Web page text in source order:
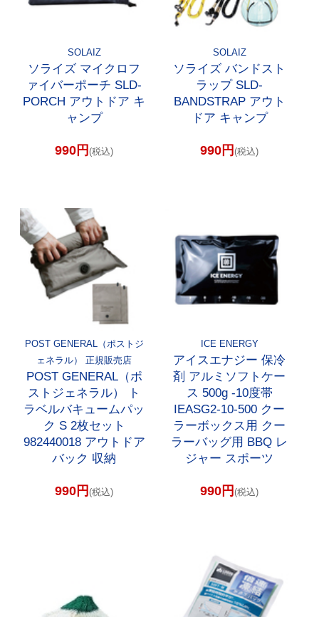
SOLAIZ
ソライズ マイクロフ
ァイバーポーチ SLD-
PORCH アウトドア キ
ャンプ
990円(税込)
SOLAIZ
ソライズ バンドスト
ラップ SLD-
BANDSTRAP アウト
ドア キャンプ
990円(税込)
POST GENERAL（ポストジ
ェネラル） 正規販売店
POST GENERAL（ポ
ストジェネラル） ト
ラベルバキュームパッ
ク S 2枚セット
982440018 アウトドア
バック 収納
990円(税込)
ICE ENERGY
アイスエナジー 保冷
剤 アルミソフトケー
ス 500g -10度帯
IEASG2-10-500 クー
ラーボックス用 クー
ラーバッグ用 BBQ レ
ジャー スポーツ
990円(税込)